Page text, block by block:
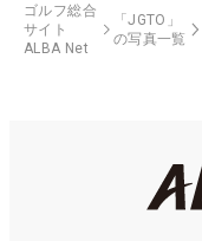
ゴルフ総合
サイト
ALBA Net
「JGTO」
の写真一覧